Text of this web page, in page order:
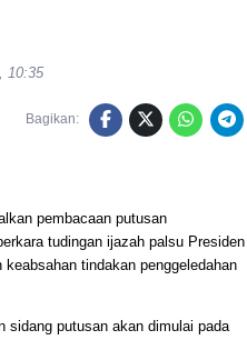
10:35
Bagikan:
pembacaan putusan
tudingan ijazah palsu Presiden
tindakan penggeledahan
sidang putusan akan dimulai pada